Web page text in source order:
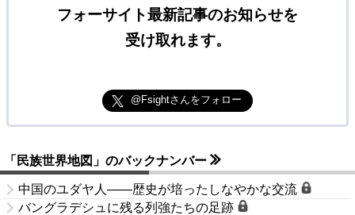
フォーサイト最新記事のお知らせを
受け取れます。
@Fsightさんをフォロー
「民族世界地図」のバックナンバー
中国のユダヤ人――歴史が培ったしなやかな交流
バングラデシュに残る列強たちの足跡